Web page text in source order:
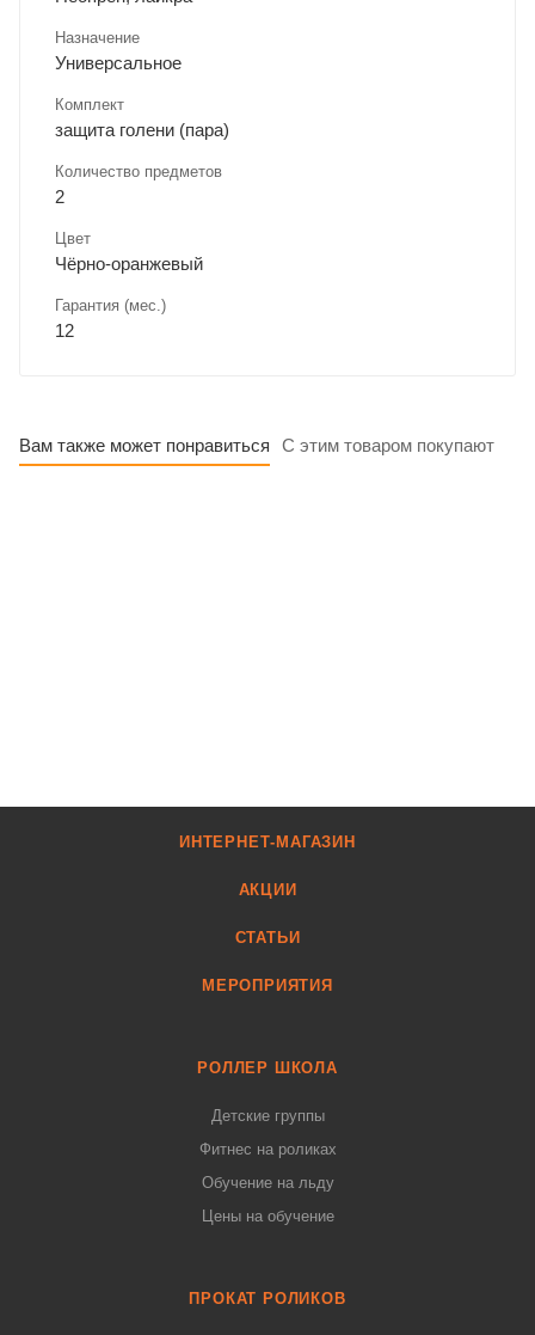
Назначение
Универсальное
Комплект
защита голени (пара)
Количество предметов
2
Цвет
Чёрно-оранжевый
Гарантия (мес.)
12
Вам также может понравиться С этим товаром покупают
ИНТЕРНЕТ-МАГАЗИН
АКЦИИ
СТАТЬИ
МЕРОПРИЯТИЯ
РОЛЛЕР ШКОЛА
Детские группы
Фитнес на роликах
Обучение на льду
Цены на обучение
ПРОКАТ РОЛИКОВ